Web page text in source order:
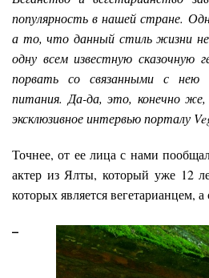
популярность в нашей стране.
а то, что данный стиль жизни
одну всем известную сказочную
порвать со связанными с нею
питания. Да-да, это, конечно
эксклюзивное интервью порталу
Точнее, от ее лица с нами
актер из Ялты, который уже 12
которых является вегетарианцем, а
–